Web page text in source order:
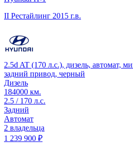
II Рестайлинг 2015 г.в.
2.5d AT (170 л.с.), дизель, автомат,
задний привод, черный
Дизель
184000 км.
2.5 / 170 л.с.
Задний
Автомат
2 владельца
1 239 900 ₽